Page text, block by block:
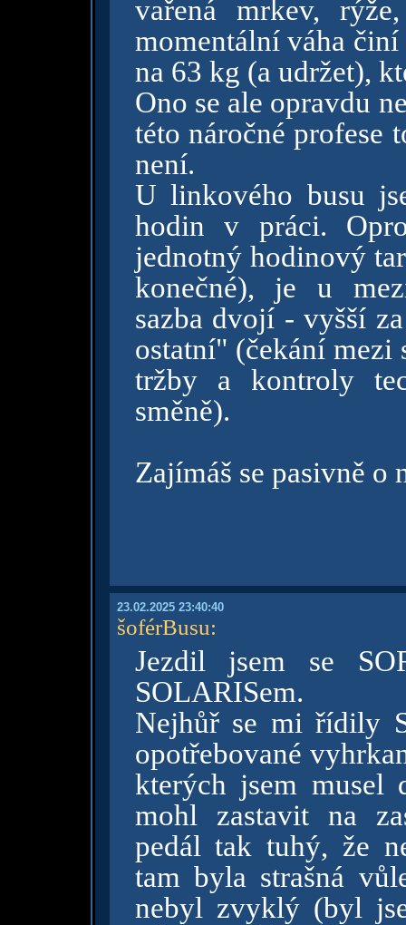
vařená mrkev,
momentální váha
na 63 kg (a udržet),
Ono se ale opravdu
této náročné profese
není.
U linkového busu
hodin v práci.
jednotný hodinový
konečné), je u
sazba dvojí - vyšší
ostatní" (čekání mezi
tržby a kontroly
směně).
Zajímáš se pasivně o
23.02.2025 23:40:40
šoférBusu:
Jezdil jsem se
SOLARISem.
Nejhůř se mi řídily
opotřebované
kterých jsem musel
mohl zastavit na
pedál tak tuhý, že
tam byla strašná
nebyl zvyklý (byl